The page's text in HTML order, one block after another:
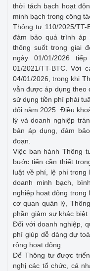
thời tách bạch hoạt
minh bạch trong công
Thông tư 110/2025/
đảm bảo quá trình áp
thông suốt trong giai
ngày 01/01/2026
01/2021/TT-BTC. Với
04/01/2026, trong khi
vẫn được áp dụng theo
sử dụng tiền phí phải
đổi năm 2025. Điều
lý và doanh nghiệp
bản áp dụng, đảm
đoạn.
Việc ban hành Thông
bước tiến cần thiết
luật về phí, lệ phí trong
doanh minh bạch,
nghiệp hoạt động
cơ quan quản lý,
phần giảm sự khác
Đối với doanh nghiệp,
phí giúp dễ dàng dự
rộng hoạt động.
Để Thông tư được
nghị các tổ chức, cá